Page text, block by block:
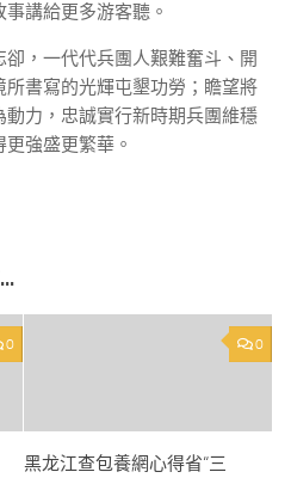
講給更多游客聽。
，一代代兵團人艱難奮斗、開
書寫的光輝屯墾功勞；瞻望將
力，忠誠實行新時期兵團維穩
強盛更繁華。
0 0
黑龙江查包養網心得省“三